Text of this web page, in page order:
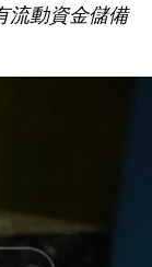
流動資金儲備